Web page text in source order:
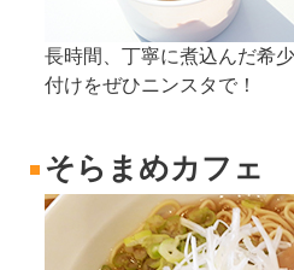
長時間、丁寧に煮込んだ希
付けをぜひニンスタで！
そらまめカフェ